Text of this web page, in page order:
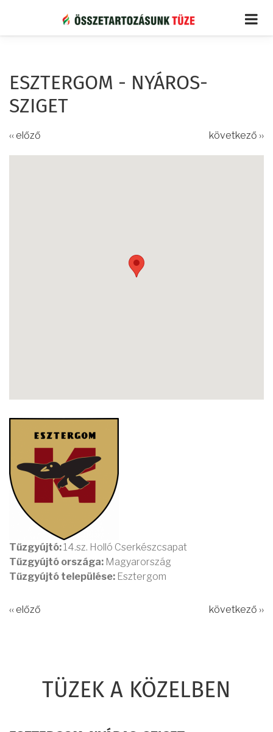
tartalomra
ESZTERGOM - NYÁROS-
SZIGET
‹‹ előző következő ››
Tűzgyújtó:14.sz. Holló Cserkészcsapat
Tűzgyújtó országa: Magyarország
Tűzgyújtó települése: Esztergom
‹‹ előző következő ››
TÜZEK A KÖZELBEN